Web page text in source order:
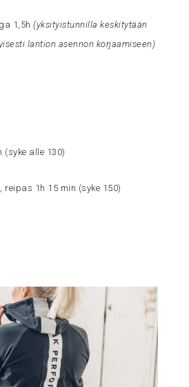
1,5h(yksityistunnilla keskitytään
lantion asennon korjaamiseen)
(syke alle 130)
reipas 1h 15 min (syke 150)